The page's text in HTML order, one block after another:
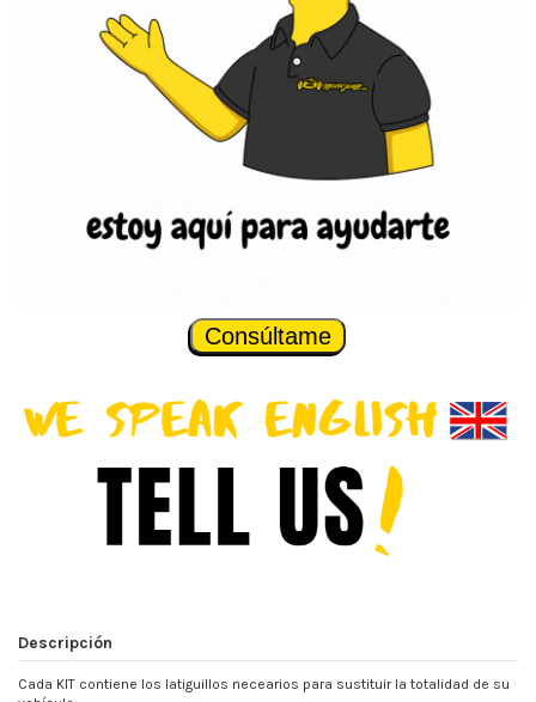
Consúltame
Descripción
Cada KIT contiene los latiguillos necearios para sustituir la totalidad de su